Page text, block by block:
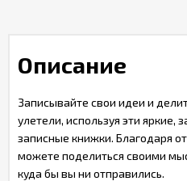
Описание
Записывайте свои идеи и
улетели, используя эти яркие,
записные книжки. Благодаря
можете поделиться своими
куда бы вы ни отправились.